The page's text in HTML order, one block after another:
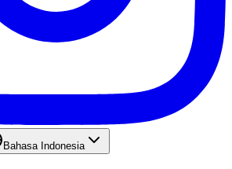
Bahasa Indonesia